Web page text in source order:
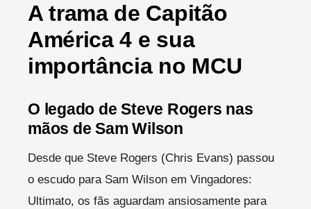
A trama de Capitão
América 4 e sua
importância no MCU
O legado de Steve Rogers nas
mãos de Sam Wilson
Desde que Steve Rogers (Chris Evans) passou
o escudo para Sam Wilson em Vingadores:
Ultimato, os fãs aguardam ansiosamente para